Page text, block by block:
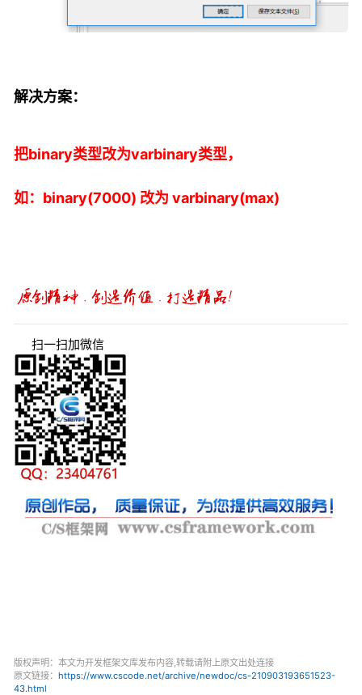
解决方案：
把binary类型改为varbinary类型，
如：binary(7000) 改为 varbinary(max)
扫一扫加微信
版权声明：本文为开发框架文库发布内容,转载请附上原文出处连接
原文链接： https://www.cscode.net/archive/newdoc/cs-210903193651523-
43.html